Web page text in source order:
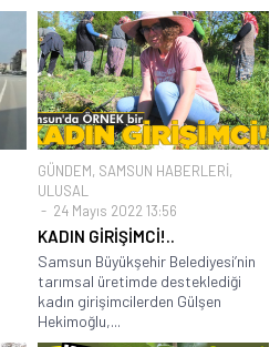
GÜNDEM, SAMSUN HABERLERİ,
ULUSAL
24 Mayıs 2022 13:56
KADIN GİRİŞİMCİ!..
Samsun Büyükşehir Belediyesi’nin
tarımsal üretimde desteklediği
kadın girişimcilerden Gülşen
Hekimoğlu,...